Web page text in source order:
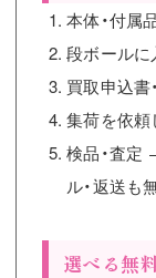
本体・付属
段ボールに
買取申込書
集荷を依頼
検品・査定
ル・返送も
選べる無